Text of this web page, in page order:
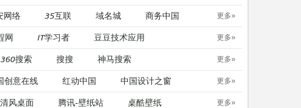
网络 35互联 域名城 商务中国 更多»
网 IT学习者 豆豆技术应用 更多»
360搜索 搜搜 神马搜索 更多»
创意在线 红动中国 中国设计之窗 更多»
清风桌面 腾讯-壁纸站 桌酷壁纸 更多»